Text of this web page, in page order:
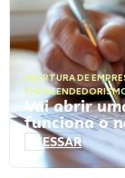
ABERTURA DE
Vai abrir
funciona o
ACESSAR